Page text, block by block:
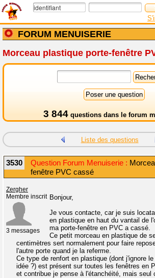
FORUM MENUISERIE
Morceau plastique porte-fenêtre
3 844 questions dans le forum
Liste des questions
3530 Question Forum Menuiserie :
fenêtre PVC cassé
Zergher
Membre inscrit
3 messages
Bonjour,
Je vous contacte, car je suis
en plastique en haut du vantail de
ma porte-fenêtre en PVC a cassé.
Ce petit morceau en plastique de
centimètres sert normalement pour faire
l'autre porte quand je la referme.
Ce type de renfort en plastique (dont j'ignore
idée ?) est présent sur toutes les fenêtres en
et contribue je pense à l'étanchéité, mais seul